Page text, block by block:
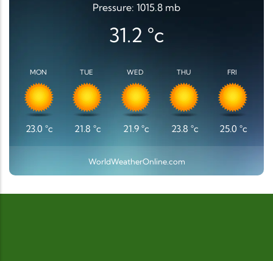
Pressure: 1015.8 mb
31.2 °c
MON
23.0 °c
TUE
21.8 °c
WED
21.9 °c
THU
23.8 °c
FRI
25.0 °c
WorldWeatherOnline.com